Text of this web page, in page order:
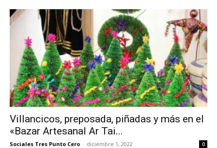
Villancicos, preposada, piñadas y más en el
«Bazar Artesanal Ar Tai...
Sociales Tres Punto Cero - diciembre 1, 2022 0